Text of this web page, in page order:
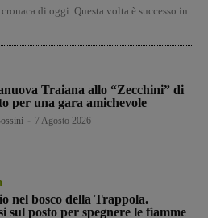
di oggi. Questa volta è successo in
Traiana allo “Zecchini” di
per una gara amichevole
7 Agosto 2026
nel bosco della Trappola.
sul posto per spegnere le fiamme